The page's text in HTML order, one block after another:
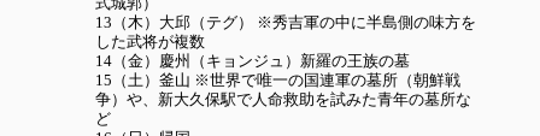
13（木）大邱（テグ） ※秀吉軍の中に半島側の味方を
した武将が複数
14（金）慶州（キョンジュ）新羅の王族の墓
15（土）釜山 ※世界で唯一の国連軍の墓所（朝鮮戦
争）や、新大久保駅で人命救助を試みた青年の墓所な
ど